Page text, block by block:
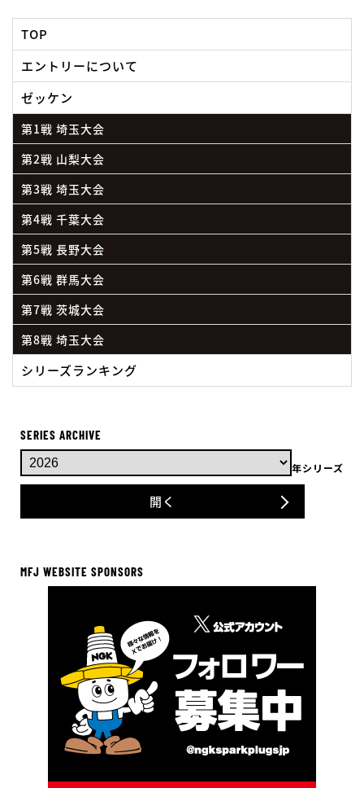
TOP
エントリーについて
ゼッケン
第1戦 埼玉大会
第2戦 山梨大会
第3戦 埼玉大会
第4戦 千葉大会
第5戦 長野大会
第6戦 群馬大会
第7戦 茨城大会
第8戦 埼玉大会
シリーズランキング
SERIES ARCHIVE
年シリーズ
開く
MFJ WEBSITE SPONSORS